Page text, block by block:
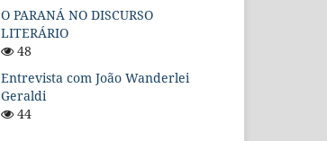
O PARANÁ NO DISCURSO
LITERÁRIO
48
Entrevista com João Wanderlei
Geraldi
44